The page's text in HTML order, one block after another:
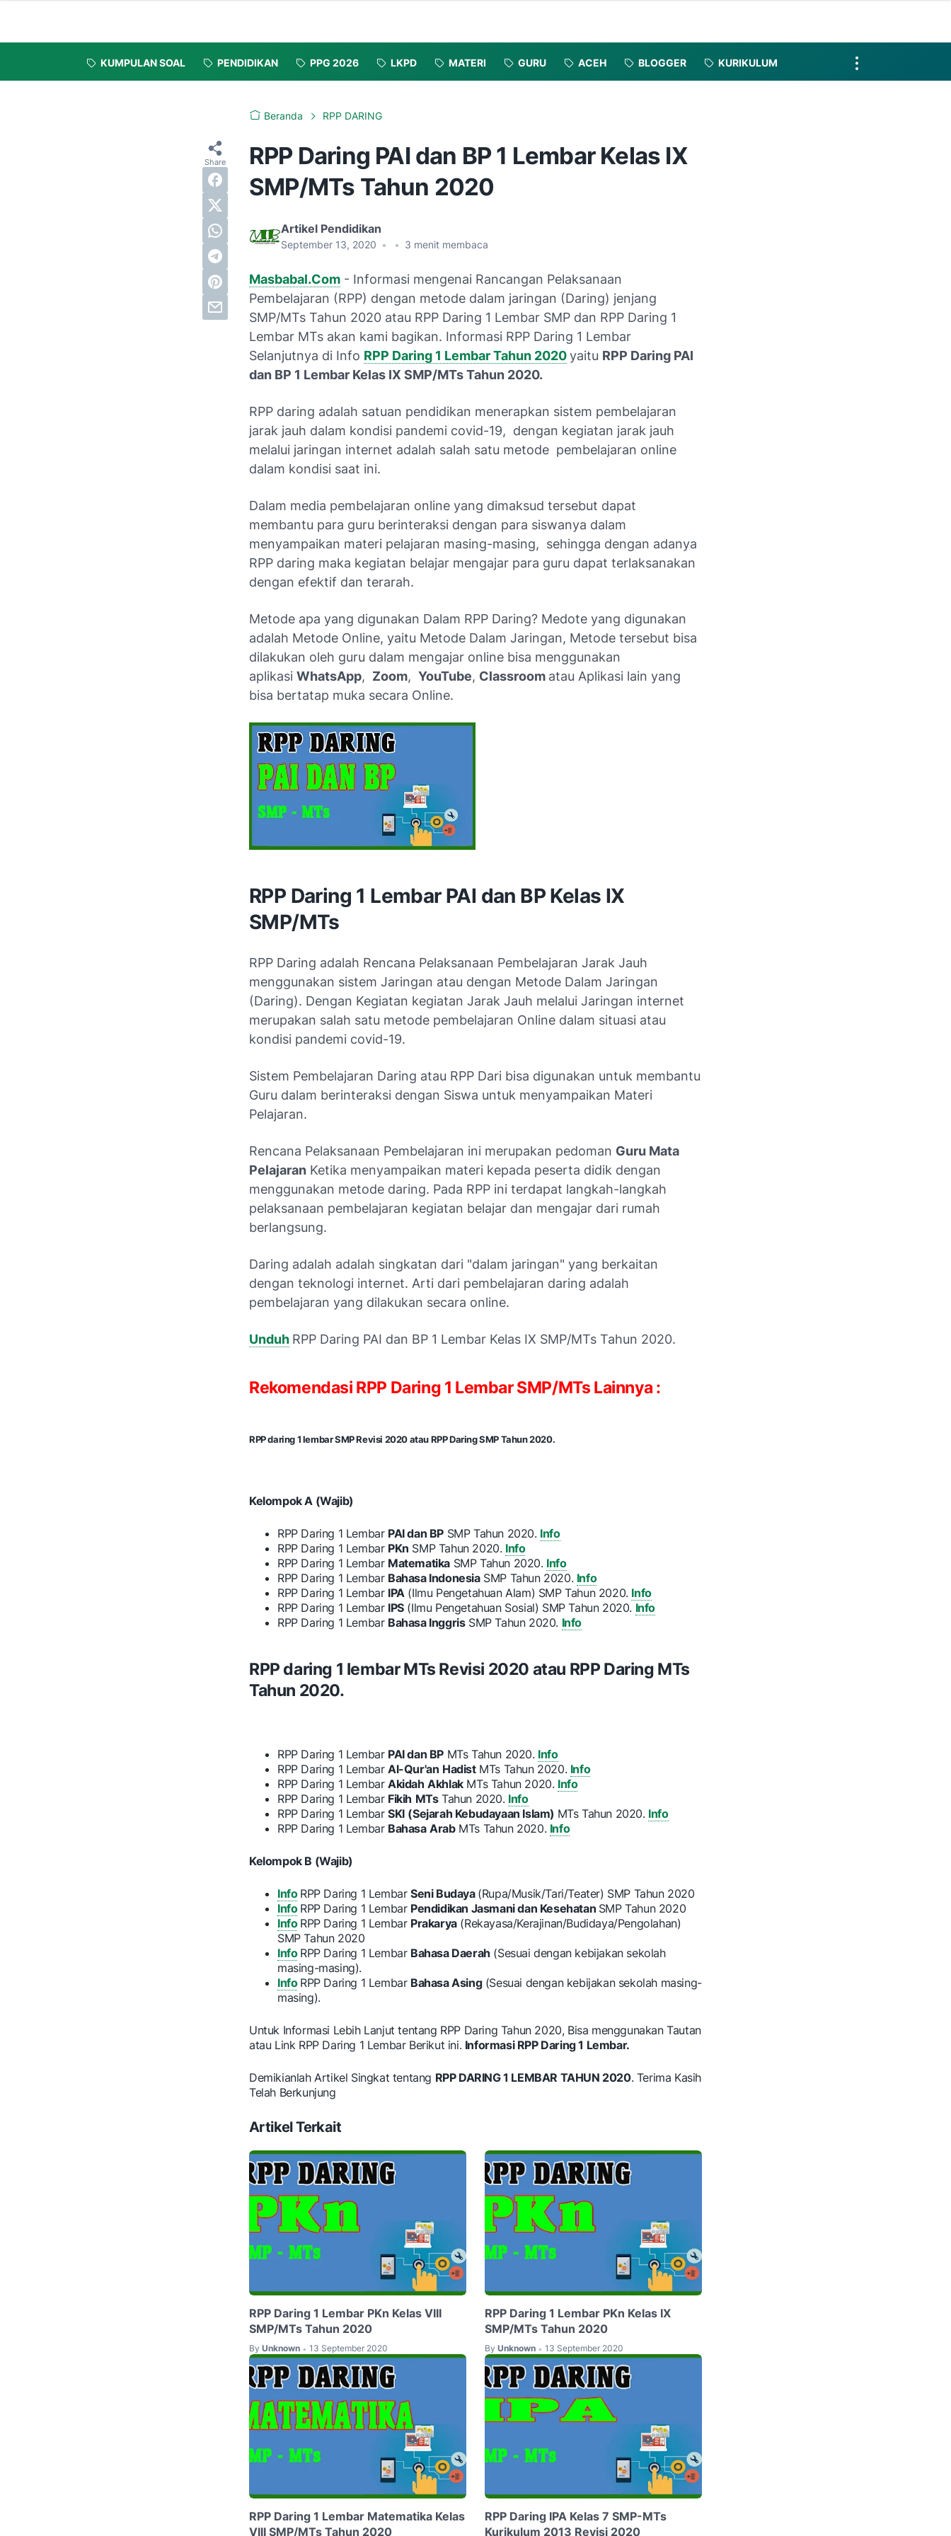
KUMPULAN SOAL PENDIDIKAN PPG 2026 LKPD MATERI GURU ACEH BLOGGER KURIKULUM
Beranda RPP DARING
RPP Daring PAI dan BP 1 Lembar Kelas IX
SMP/MTs Tahun 2020
Artikel Pendidikan
September 13, 2020 • • 3 menit membaca
Masbabal.Com - Informasi mengenai Rancangan Pelaksanaan
Pembelajaran (RPP) dengan metode dalam jaringan (Daring) jenjang
SMP/MTs Tahun 2020 atau RPP Daring 1 Lembar SMP dan RPP Daring 1
Lembar MTs akan kami bagikan. Informasi RPP Daring 1 Lembar
Selanjutnya di Info RPP Daring 1 Lembar Tahun 2020yaitu RPP Daring PAI
dan BP 1 Lembar Kelas IX SMP/MTs Tahun 2020.
RPP daring adalah satuan pendidikan menerapkan sistem pembelajaran
jarak jauh dalam kondisi pandemi covid-19, dengan kegiatan jarak jauh
melalui jaringan internet adalah salah satu metode pembelajaran online
dalam kondisi saat ini.
Dalam media pembelajaran online yang dimaksud tersebut dapat
membantu para guru berinteraksi dengan para siswanya dalam
menyampaikan materi pelajaran masing-masing, sehingga dengan adanya
RPP daring maka kegiatan belajar mengajar para guru dapat terlaksanakan
dengan efektif dan terarah.
Metode apa yang digunakan Dalam RPP Daring? Medote yang digunakan
adalah Metode Online, yaitu Metode Dalam Jaringan, Metode tersebut bisa
dilakukan oleh guru dalam mengajar online bisa menggunakan
aplikasi WhatsApp, Zoom, YouTube, Classroom atau Aplikasi lain yang
bisa bertatap muka secara Online.
RPP Daring 1 Lembar PAI dan BP Kelas IX
SMP/MTs
RPP Daring adalah Rencana Pelaksanaan Pembelajaran Jarak Jauh
menggunakan sistem Jaringan atau dengan Metode Dalam Jaringan
(Daring). Dengan Kegiatan kegiatan Jarak Jauh melalui Jaringan internet
merupakan salah satu metode pembelajaran Online dalam situasi atau
kondisi pandemi covid-19.
Sistem Pembelajaran Daring atau RPP Dari bisa digunakan untuk membantu
Guru dalam berinteraksi dengan Siswa untuk menyampaikan Materi
Pelajaran.
Rencana Pelaksanaan Pembelajaran ini merupakan pedoman Guru Mata
Pelajaran Ketika menyampaikan materi kepada peserta didik dengan
menggunakan metode daring. Pada RPP ini terdapat langkah-langkah
pelaksanaan pembelajaran kegiatan belajar dan mengajar dari rumah
berlangsung.
Daring adalah adalah singkatan dari "dalam jaringan" yang berkaitan
dengan teknologi internet. Arti dari pembelajaran daring adalah
pembelajaran yang dilakukan secara online.
Unduh RPP Daring PAI dan BP 1 Lembar Kelas IX SMP/MTs Tahun 2020.
Rekomendasi RPP Daring 1 Lembar SMP/MTs Lainnya :
RPP daring 1 lembar SMP Revisi 2020 atau RPP Daring SMP Tahun 2020.
Kelompok A (Wajib)
RPP Daring 1 Lembar PAI dan BP SMP Tahun 2020. Info
RPP Daring 1 Lembar PKn SMP Tahun 2020. Info
RPP Daring 1 Lembar Matematika SMP Tahun 2020. Info
RPP Daring 1 Lembar Bahasa IndonesiaSMP Tahun 2020. Info
RPP Daring 1 Lembar IPA(Ilmu Pengetahuan Alam) SMP Tahun 2020. Info
RPP Daring 1 Lembar IPS(Ilmu Pengetahuan Sosial) SMP Tahun 2020. Info
RPP Daring 1 Lembar Bahasa InggrisSMP Tahun 2020. Info
RPP daring 1 lembar MTs Revisi 2020 atau RPP Daring MTs
Tahun 2020.
RPP Daring 1 Lembar PAI dan BP MTs Tahun 2020. Info
RPP Daring 1 Lembar Al-Qur'an HadistMTs Tahun 2020. Info
RPP Daring 1 Lembar Akidah AkhlakMTs Tahun 2020. Info
RPP Daring 1 Lembar Fikih MTsTahun 2020. Info
RPP Daring 1 Lembar SKI (Sejarah Kebudayaan Islam) MTs Tahun 2020. Info
RPP Daring 1 Lembar Bahasa ArabMTs Tahun 2020. Info
Kelompok B (Wajib)
Info RPP Daring 1 LembarSeni Budaya (Rupa/Musik/Tari/Teater) SMP Tahun 2020
Info RPP Daring 1 Lembar Pendidikan Jasmani dan Kesehatan SMP Tahun 2020
Info RPP Daring 1 Lembar Prakarya(Rekayasa/Kerajinan/Budidaya/Pengolahan)
SMP Tahun 2020
Info RPP Daring 1 Lembar Bahasa Daerah (Sesuai dengan kebijakan sekolah
masing-masing).
Info RPP Daring 1 Lembar Bahasa Asing(Sesuai dengan kebijakan sekolah masing-
masing).
Untuk Informasi Lebih Lanjut tentang RPP Daring Tahun 2020, Bisa menggunakan Tautan
atau Link RPP Daring 1 Lembar Berikut ini. Informasi RPP Daring 1 Lembar.
Demikianlah Artikel Singkat tentang RPP DARING 1 LEMBAR TAHUN 2020. Terima Kasih
Telah Berkunjung
Artikel Terkait
RPP Daring 1 Lembar PKn Kelas VIII
SMP/MTs Tahun 2020
By Unknown • 13 September 2020
RPP Daring 1 Lembar PKn Kelas IX
SMP/MTs Tahun 2020
By Unknown • 13 September 2020
RPP Daring 1 Lembar Matematika Kelas
VIII SMP/MTs Tahun 2020
RPP Daring IPA Kelas 7 SMP-MTs
Kurikulum 2013 Revisi 2020